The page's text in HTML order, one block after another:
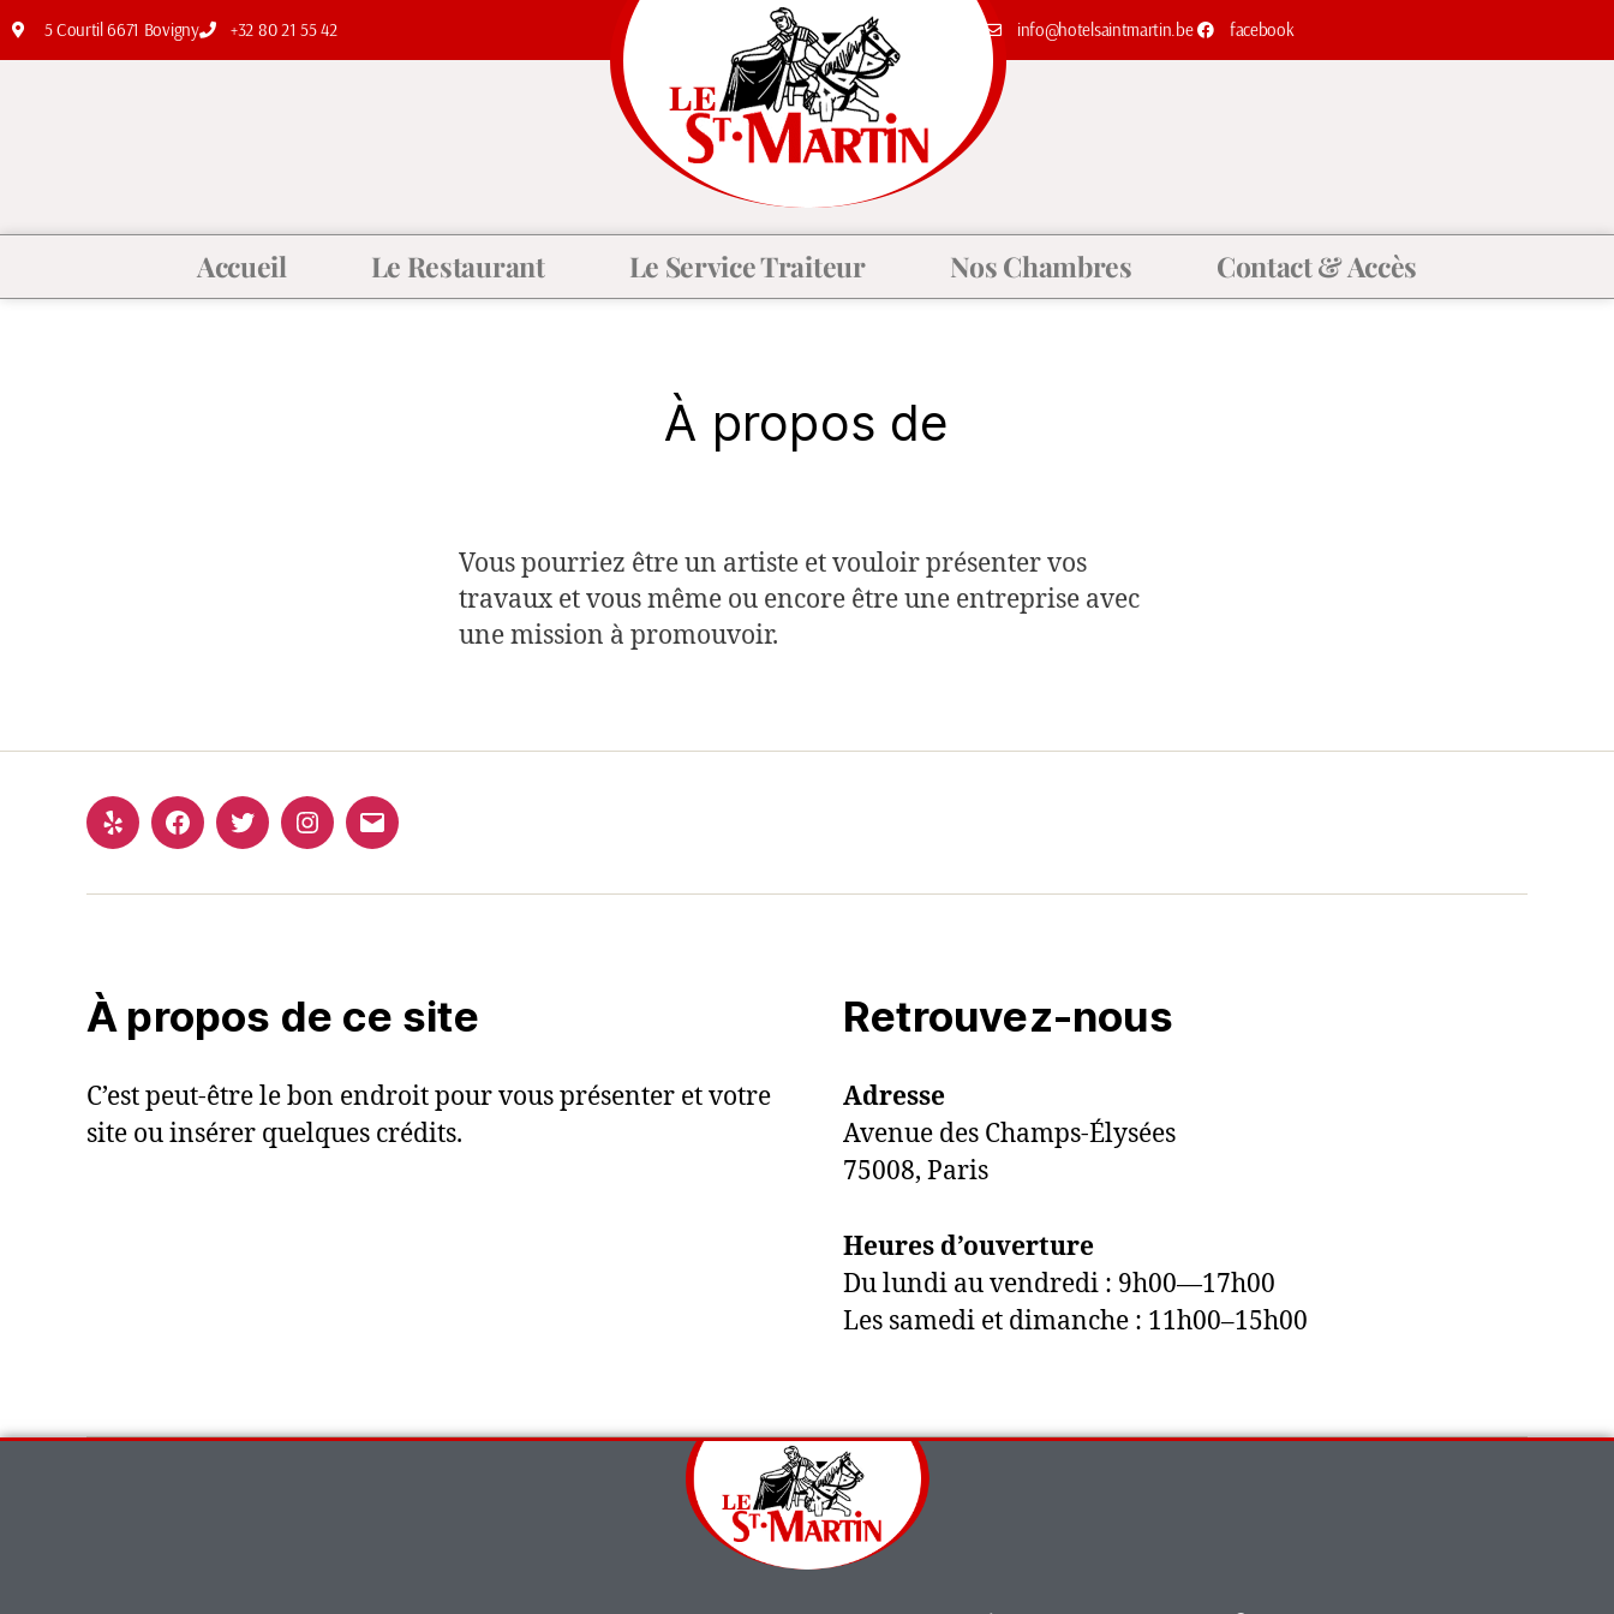
5 Courtil 6671 Bovigny +32 80 21 55 42 info@hotelsaintmartin.be facebook
Accueil Le Restaurant Le Service Traiteur Nos Chambres Contact & Accès
À propos de
Vous pourriez être un artiste et vouloir présenter vos
travaux et vous même ou encore être une entreprise avec
une mission à promouvoir.
À propos de ce site
C’est peut-être le bon endroit pour vous présenter et votre
site ou insérer quelques crédits.
Retrouvez-nous
Adresse
Avenue des Champs-Élysées
75008, Paris
Heures d’ouverture
Du lundi au vendredi : 9h00—17h00
Les samedi et dimanche : 11h00–15h00